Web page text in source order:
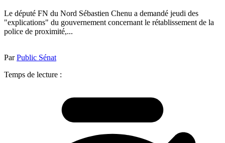
Le député FN du Nord Sébastien Chenu a demandé jeudi des
"explications" du gouvernement concernant le rétablissement de la
police de proximité,...
ParPublic Sénat
Temps de lecture :